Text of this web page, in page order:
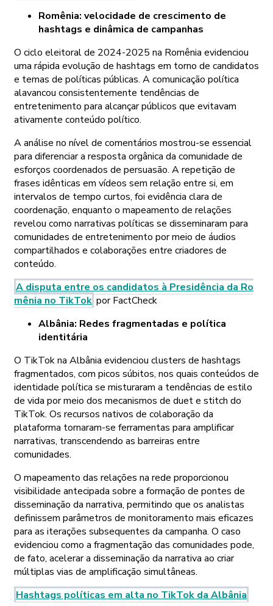
Romênia: velocidade de crescimento de
hashtags e dinâmica de campanhas
O ciclo eleitoral de 2024-2025 na Romênia evidenciou
uma rápida evolução de hashtags em torno de candidatos
e temas de políticas públicas. A comunicação política
alavancou consistentemente tendências de
entretenimento para alcançar públicos que evitavam
ativamente conteúdo político.
A análise no nível de comentários mostrou-se essencial
para diferenciar a resposta orgânica da comunidade de
esforços coordenados de persuasão. A repetição de
frases idênticas em vídeos sem relação entre si, em
intervalos de tempo curtos, foi evidência clara de
coordenação, enquanto o mapeamento de relações
revelou como narrativas políticas se disseminaram para
comunidades de entretenimento por meio de áudios
compartilhados e colaborações entre criadores de
conteúdo.
A disputa entre os candidatos à Presidência da Ro
mênia no TikTok por FactCheck
Albânia: Redes fragmentadas e política
identitária
O TikTok na Albânia evidenciou clusters de hashtags
fragmentados, com picos súbitos, nos quais conteúdos de
identidade política se misturaram a tendências de estilo
de vida por meio dos mecanismos de duet e stitch do
TikTok. Os recursos nativos de colaboração da
plataforma tornaram-se ferramentas para amplificar
narrativas, transcendendo as barreiras entre
comunidades.
O mapeamento das relações na rede proporcionou
visibilidade antecipada sobre a formação de pontes de
disseminação da narrativa, permitindo que os analistas
definissem parâmetros de monitoramento mais eficazes
para as iterações subsequentes da campanha. O caso
evidenciou como a fragmentação das comunidades pode,
de fato, acelerar a disseminação da narrativa ao criar
múltiplas vias de amplificação simultâneas.
Hashtags políticas em alta no TikTok da Albânia